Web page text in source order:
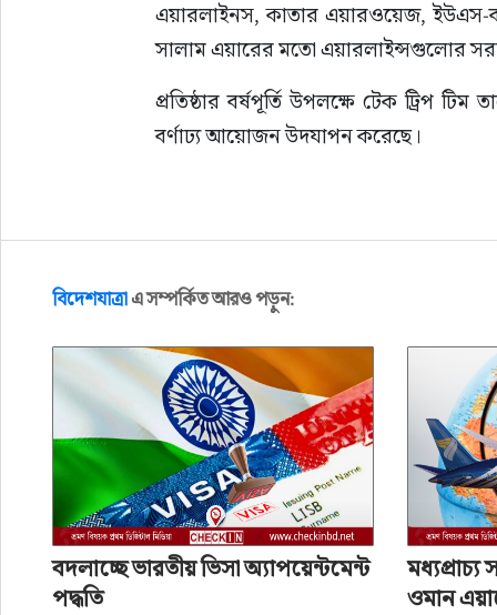
এয়ারলাইনস, কাতার এয়ারওয়েজ, ইউএস-
সালাম এয়ারের মতো এয়ারলাইন্সগুলোর
প্রতিষ্ঠার বর্ষপূর্তি উপলক্ষে টেক ট্রিপ
বর্ণাঢ্য আয়োজন উদযাপন করেছে।
Uncategorized
দুই ক্যাটাগরিতে সেরা হলো
লেখক: Md. Shahanur Rahman Mukut
প্রকাশ: ১ বছর আগে
বিদেশযাত্রাএ সম্পর্কিত আরও পড়ুন:
বদলাচ্ছে ভারতীয় ভিসা অ্যাপয়েন্টমেন্ট
পদ্ধতি
মধ্যপ্রাচ্য
ওমান